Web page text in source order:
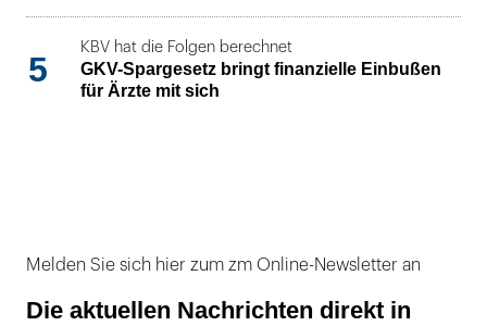
5
KBV hat die Folgen berechnet
GKV-Spargesetz bringt finanzielle Einbußen
für Ärzte mit sich
Melden Sie sich hier zum zm Online-Newsletter an
Die aktuellen Nachrichten direkt in